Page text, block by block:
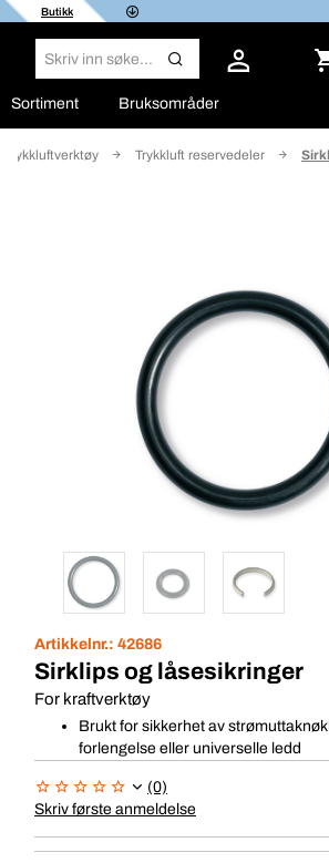
Butikk
Sortiment Bruksområder
Trykkluftverktøy Trykkluft reservedeler
Artikkelnr.: 42686
Sirklips og låsesikringer
For kraftverktøy
Brukt for sikkerhet av
forlengelse eller universelle ledd
(0)
Skriv første anmeldelse